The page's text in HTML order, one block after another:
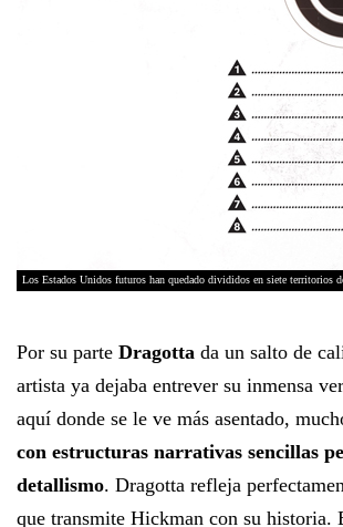
Los Estados Unidos futuros han quedado divididos en siete territorios
Por su parte Dragotta da un salto de
artista ya dejaba entrever su inmensa
aquí donde se le ve más asentado,
con estructuras narrativas sencillas
detallismo. Dragotta refleja
que transmite Hickman con su historia.